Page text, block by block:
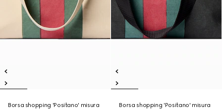
Borsa shopping 'Positano' misura
Borsa shopping 'Positano' misura